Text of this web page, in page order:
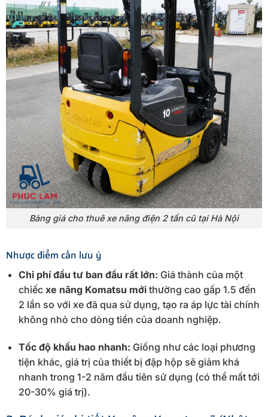
Bảng giá cho thuê xe nâng điện 2 tấn cũ tại Hà Nội
Nhược điểm cần lưu ý
Chi phí đầu tư ban đầu rất lớn: Giá thành của một
chiếc xe nâng Komatsu mớithường cao gấp 1.5 đến
2 lần so với xe đã qua sử dụng, tạo ra áp lực tài chính
không nhỏ cho dòng tiền của doanh nghiệp.
Tốc độ khấu hao nhanh: Giống như các loại phương
tiện khác, giá trị của thiết bị đập hộp sẽ giảm khá
nhanh trong 1-2 năm đầu tiên sử dụng (có thể mất tới
20-30% giá trị).